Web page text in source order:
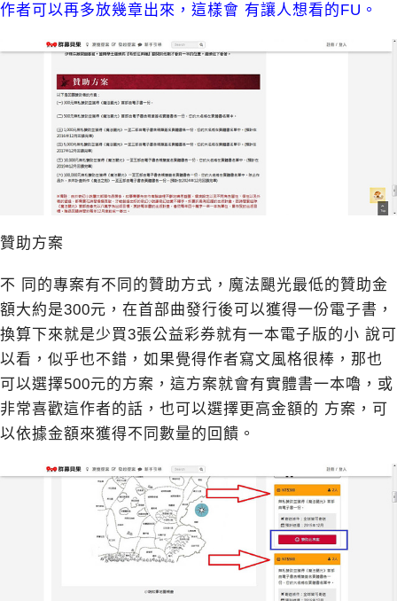
作者可以再多放幾章出來，這樣會 有讓人想看的FU。
贊助方案
不 同的專案有不同的贊助方式，魔法颶光最低的贊助金
額大約是300元，在首部曲發行後可以獲得一份電子書，
換算下來就是少買3張公益彩券就有一本電子版的小 說可
以看，似乎也不錯，如果覺得作者寫文風格很棒，那也
可以選擇500元的方案，這方案就會有實體書一本嚕，或
非常喜歡這作者的話，也可以選擇更高金額的 方案，可
以依據金額來獲得不同數量的回饋。